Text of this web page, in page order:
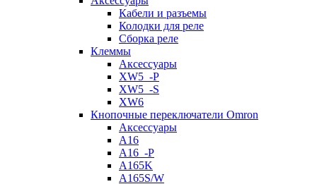
Кабели и разъемы
Колодки для реле
Сборка реле
Клеммы
Аксессуары
XW5_-P
XW5_-S
XW6
Кнопочные переключатели Omron
Аксессуары
A16
A16_-P
A165K
A165S/W